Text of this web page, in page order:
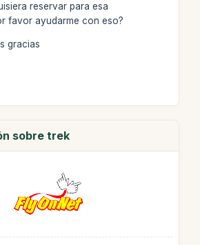
reservar para esa
favor ayudarme con eso?
gracias
sobre trek